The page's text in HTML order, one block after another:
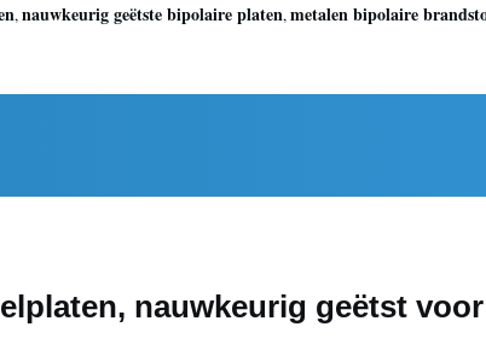
,nauwkeurig geëtste bipolaire platen,metalen bipolaire
nauwkeurig geëtst